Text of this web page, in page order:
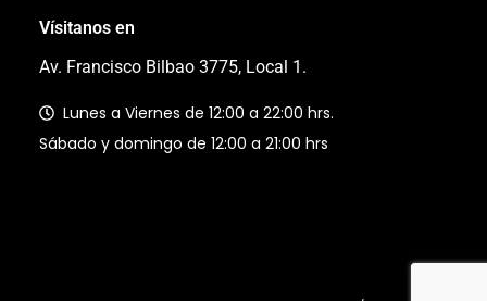
Vísitanos en
Av. Francisco Bilbao 3775, Local 1.
Lunes a Viernes de 12:00 a 22:00 hrs.
Sábado y domingo de 12:00 a 21:00 hrs